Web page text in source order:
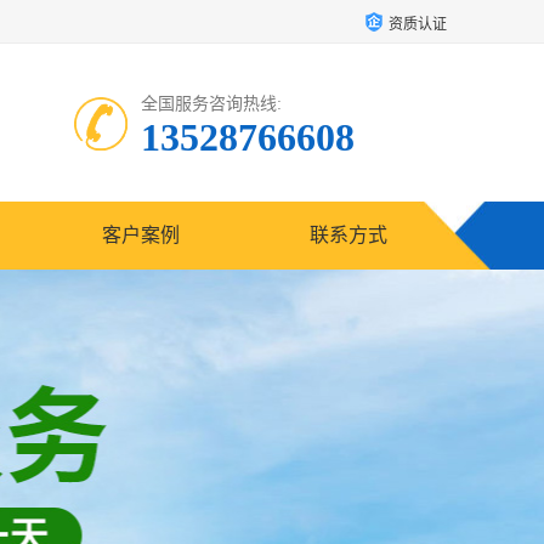
资质认证
全国服务咨询热线:
13528766608
客户案例 联系方式